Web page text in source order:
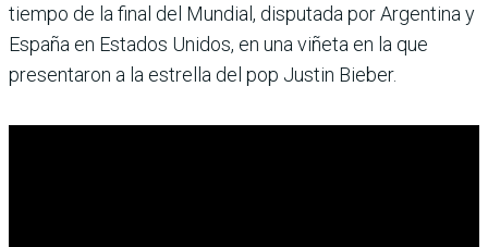
tiempo de la final del Mundial, disputada por Argentina y
España en Estados Unidos, en una viñeta en la que
presentaron a la estrella del pop Justin Bieber.